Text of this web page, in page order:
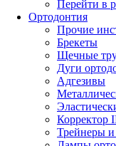
Перейти в
Ортодонтия
Прочие
Брекеты
Щечные
Дуги
Адгезивы
Корректор
Трейнеры